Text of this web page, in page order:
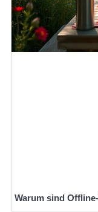
Warum sind